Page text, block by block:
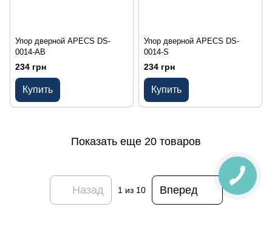
Упор дверной APECS DS-
0014-AB
234 грн
Купить
Упор дверной APECS DS-
0014-S
234 грн
Купить
Показать еще 20 товаров
Назад 1из 10 Вперед